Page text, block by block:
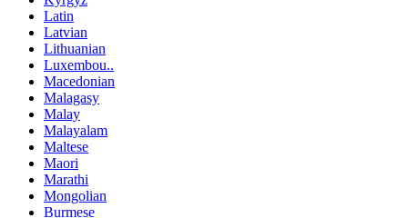
Latin
Latvian
Lithuanian
Luxembou..
Macedonian
Malagasy
Malay
Malayalam
Maltese
Maori
Marathi
Mongolian
Burmese